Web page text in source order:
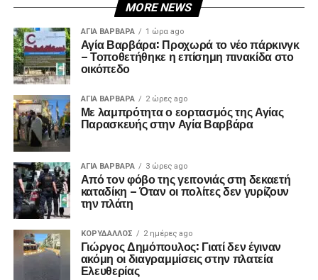
MORE NEWS
ΑΓΙΑ ΒΑΡΒΑΡΑ 1 ώρα ago
Αγία Βαρβάρα: Προχωρά το νέο πάρκινγκ
– Τοποθετήθηκε η επίσημη πινακίδα στο
οικόπεδο
ΑΓΙΑ ΒΑΡΒΑΡΑ 2 ώρες ago
Με λαμπρότητα ο εορτασμός της Αγίας
Παρασκευής στην Αγία Βαρβάρα
ΑΓΙΑ ΒΑΡΒΑΡΑ 3 ώρες ago
Από τον φόβο της γειτονιάς στη δεκαετή
καταδίκη – Όταν οι πολίτες δεν γυρίζουν
την πλάτη
ΚΟΡΥΔΑΛΛΟΣ 2 ημέρες ago
Γιώργος Δημόπουλος: Γιατί δεν έγιναν
ακόμη οι διαγραμμίσεις στην πλατεία
Ελευθερίας